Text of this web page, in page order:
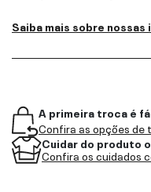
Saiba mais sobre
A primeira troca é
Confira as opções de
Cuidar do produto
Confira os cuidados